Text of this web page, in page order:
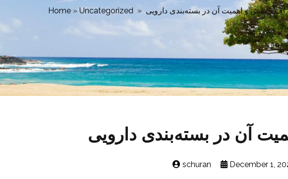
Home » Uncategorized » آف – نقش و اهمیت آن در بسته‌بندی دارویی
آن در بسته‌بندی دارویی
schuran December 1,